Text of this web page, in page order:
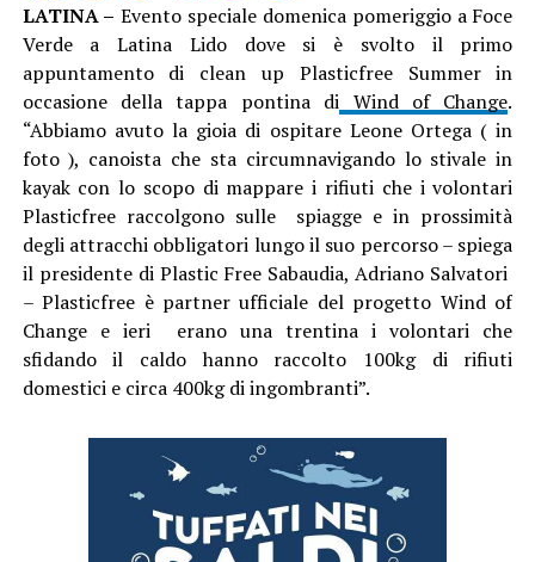
LATINA – Evento speciale domenica pomeriggio a Foce
Verde a Latina Lido dove si è svolto il primo
appuntamento di clean up Plasticfree Summer in
occasione della tappa pontina di Wind of Change.
“Abbiamo avuto la gioia di ospitare Leone Ortega ( in
foto ), canoista che sta circumnavigando lo stivale in
kayak con lo scopo di mappare i rifiuti che i volontari
Plasticfree raccolgono sulle spiagge e in prossimità
degli attracchi obbligatori lungo il suo percorso – spiega
il presidente di Plastic Free Sabaudia, Adriano Salvatori
– Plasticfree è partner ufficiale del progetto Wind of
Change e ieri erano una trentina i volontari che
sfidando il caldo hanno raccolto 100kg di rifiuti
domestici e circa 400kg di ingombranti”.